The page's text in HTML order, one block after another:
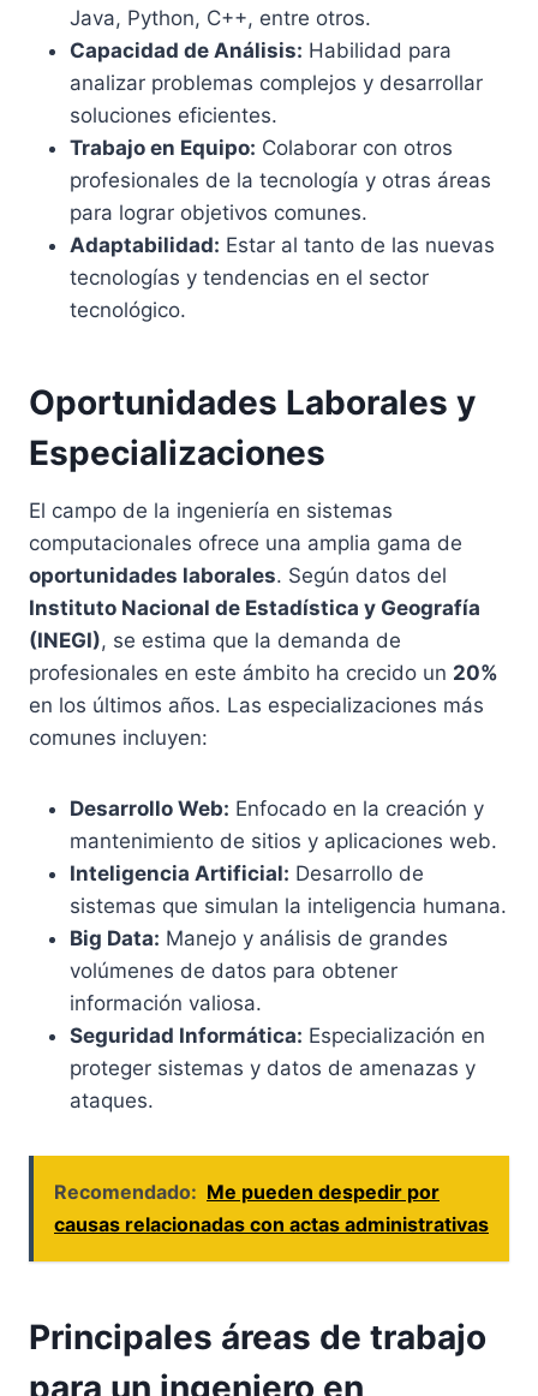
Java, Python, C++, entre otros.
Capacidad de Análisis: Habilidad para
analizar problemas complejos y desarrollar
soluciones eficientes.
Trabajo en Equipo: Colaborar con otros
profesionales de la tecnología y otras áreas
para lograr objetivos comunes.
Adaptabilidad: Estar al tanto de las nuevas
tecnologías y tendencias en el sector
tecnológico.
Oportunidades Laborales y
Especializaciones
El campo de la ingeniería en sistemas
computacionales ofrece una amplia gama de
oportunidades laborales. Según datos del
Instituto Nacional de Estadística y Geografía
(INEGI), se estima que la demanda de
profesionales en este ámbito ha crecido un 20%
en los últimos años. Las especializaciones más
comunes incluyen:
Desarrollo Web: Enfocado en la creación y
mantenimiento de sitios y aplicaciones web.
Inteligencia Artificial: Desarrollo de
sistemas que simulan la inteligencia humana.
Big Data: Manejo y análisis de grandes
volúmenes de datos para obtener
información valiosa.
Seguridad Informática: Especialización en
proteger sistemas y datos de amenazas y
ataques.
Recomendado: Me pueden despedir por
causas relacionadas con actas administrativas
Principales áreas de trabajo
para un ingeniero en